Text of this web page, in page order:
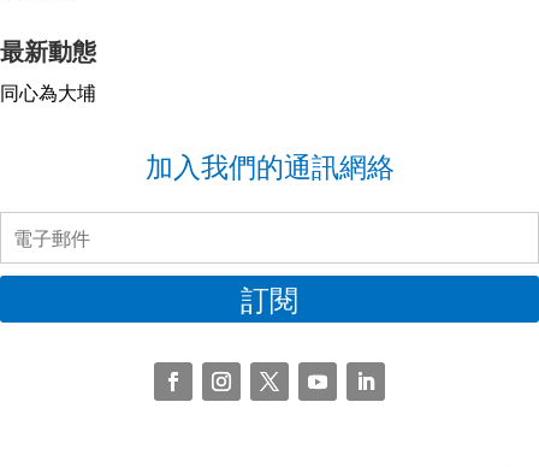
最新動態
同心為大埔
加入我們的通訊網絡
訂閱